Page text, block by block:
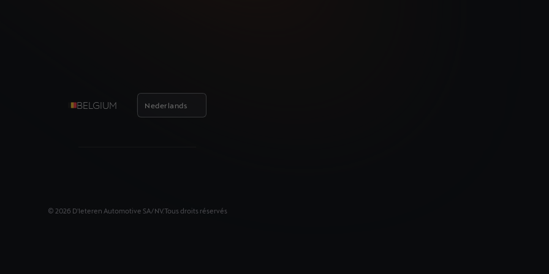
BELGIUM Nederlands
© 2026 D'Ieteren Automotive SA/NV.Tous droits réservés